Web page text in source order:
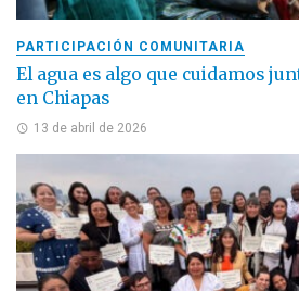
PARTICIPACIÓN COMUNITARIA
El agua es algo que cuidamos
en Chiapas
13 de abril de 2026